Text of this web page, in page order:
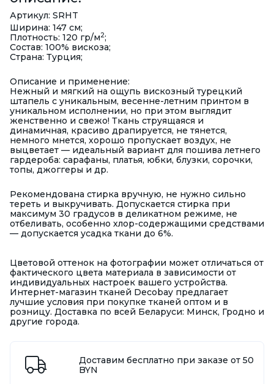
Артикул: SRHT
Ширина: 147 см;
Плотность: 120 гр/м2;
Состав: 100% вискоза;
Страна: Турция;
Описание и применение:
Нежный и мягкий на ощупь вискозный турецкий
штапель с уникальным, весенне-летним принтом в
уникальном исполнении, но при этом выглядит
женственно и свежо! Ткань струящаяся и
динамичная, красиво драпируется, не тянется,
немного мнется, хорошо пропускает воздух, не
выцветает — идеальный вариант для пошива летнего
гардероба: сарафаны, платья, юбки, блузки, сорочки,
топы, джоггеры и др.
Рекомендована стирка вручную, не нужно сильно
тереть и выкручивать. Допускается стирка при
максимум 30 градусов в деликатном режиме, не
отбеливать, особенно хлор-содержащими средствами
— допускается усадка ткани до 6%.
Цветовой оттенок на фотографии может отличаться от
фактического цвета материала в зависимости от
индивидуальных настроек вашего устройства.
Интернет-магазин тканей Decobay предлагает
лучшие условия при покупке тканей оптом и в
розницу. Доставка по всей Беларуси: Минск, Гродно и
другие города.
Доставим бесплатно при заказе от 50
BYN